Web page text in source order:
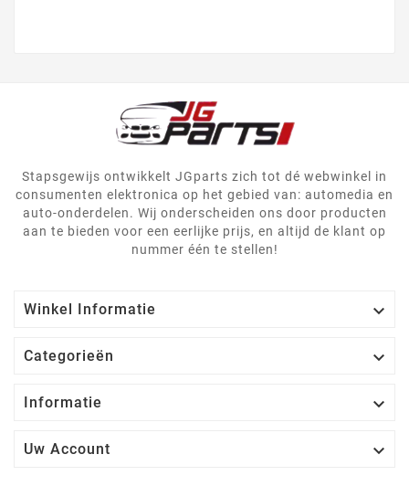
Stapsgewijs ontwikkelt JGparts zich tot dé webwinkel in
consumenten elektronica op het gebied van: automedia en
auto-onderdelen. Wij onderscheiden ons door producten
aan te bieden voor een eerlijke prijs, en altijd de klant op
nummer één te stellen!
Winkel Informatie 
Categorieën 
Informatie 
Uw Account 